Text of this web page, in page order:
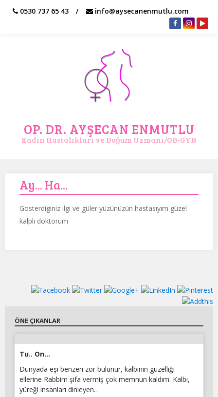
0530 737 65 43 info@aysecanenmutlu.com
OP. DR. AYŞECAN ENMUTLU
Kadın Hastalıkları ve Doğum Uzmanı/OB-GYN
13/08/2019 565
Ay... Ha...
Gösterdiginiz ilgi ve güler yüzünüzün hastasıyım güzel
kalpli doktorum
ÖNE ÇIKANLAR
Tu.. On...
Dünyada eşi benzeri zor bulunur, kalbinin güzelliği
ellerine Rabbim şifa vermiş çok memnun kaldım. Kalbi,
yüreği insanları dinleyen..